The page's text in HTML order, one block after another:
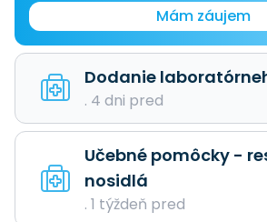
Mám záujem
Dodanie
. 4 dni pred
Učebné pomôcky -
nosidlá
. 1 týždeň pred